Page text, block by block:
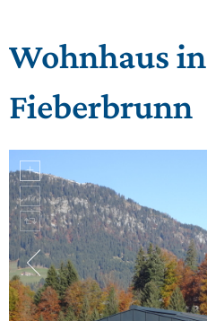
Wohnhaus in
Fieberbrunn